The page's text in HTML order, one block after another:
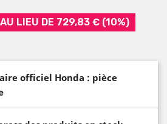
AU LIEU DE 729,83 € (10%)
officiel Honda : pièce